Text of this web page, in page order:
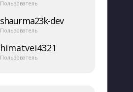
Пользователь
shaurma23k-​dev
Пользователь
himatvei4321
Пользователь